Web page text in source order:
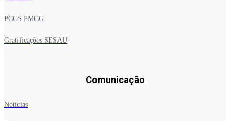
PCCS PMCG
Gratificações SESAU
Comunicação
Notícias